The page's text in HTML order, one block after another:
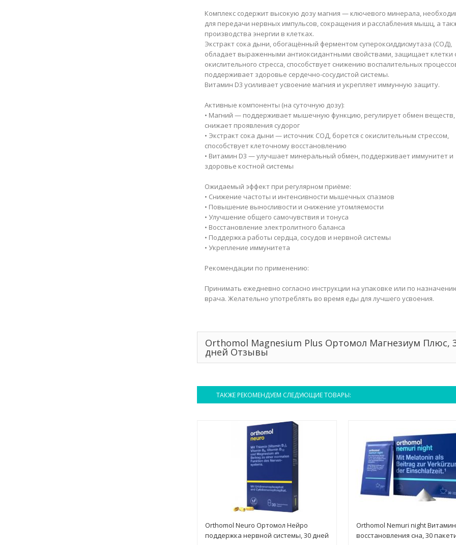
Комплекс содержит высокую дозу магния — ключевого минерала,
для передачи нервных импульсов, сокращения и расслабления мышц, а
производства энергии в клетках.
Экстракт сока дыни, обогащённый ферментом супероксиддисмутаза (СОД),
обладает выраженными антиоксидантными свойствами, защищает клетки
окислительного стресса, способствует снижению воспалительных
поддерживает здоровье сердечно-сосудистой системы.
Витамин D3 усиливает усвоение магния и укрепляет иммунную защиту.
Активные компоненты (на суточную дозу):
• Магний — поддерживает мышечную функцию, регулирует обмен веществ,
снижает проявления судорог
• Экстракт сока дыни — источник СОД, борется с окислительным стрессом,
способствует клеточному восстановлению
• Витамин D3 — улучшает минеральный обмен, поддерживает иммунитет и
здоровье костной системы
Ожидаемый эффект при регулярном приёме:
• Снижение частоты и интенсивности мышечных спазмов
• Повышение выносливости и снижение утомляемости
• Улучшение общего самочувствия и тонуса
• Восстановление электролитного баланса
• Поддержка работы сердца, сосудов и нервной системы
• Укрепление иммунитета
Рекомендации по применению:
Принимать ежедневно согласно инструкции на упаковке или по
врача. Желательно употреблять во время еды для лучшего усвоения.
Orthomol Magnesium Plus Ортомол Магнезиум Плюс,
дней Отзывы
ТАКЖЕ РЕКОМЕНДУЕМ СЛЕДУЮЩИЕ ТОВАРЫ:
Orthomol Neuro Ортомол Нейро
поддержка нервной системы, 30 дней
Orthomol Nemuri night
восстановления сна, 30